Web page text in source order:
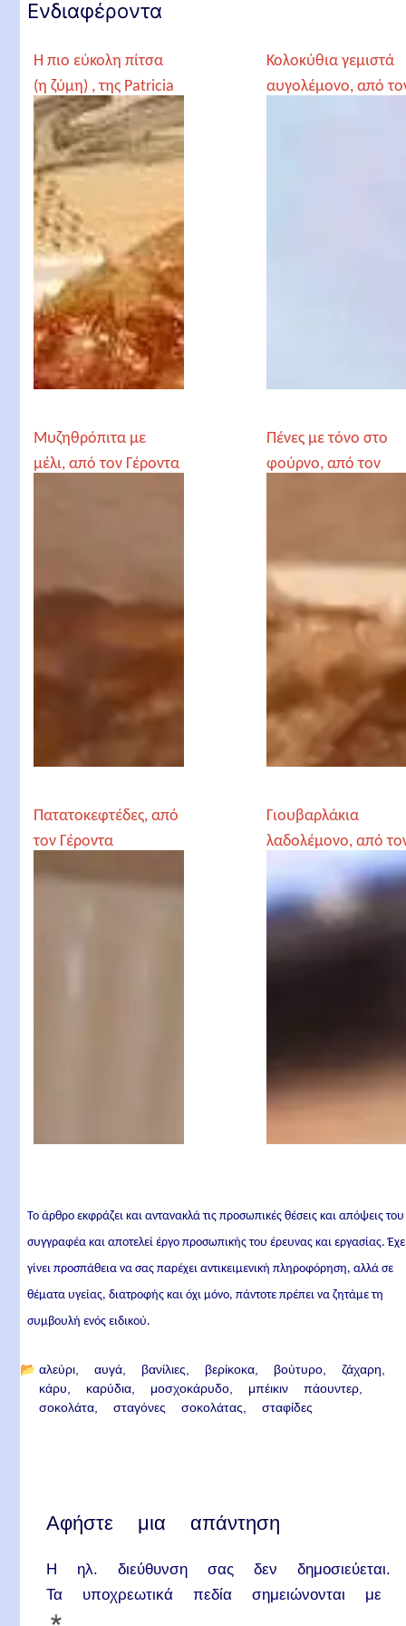
Ενδιαφέροντα
Η πιο εύκολη πίτσα
(η ζύμη) , της Patricia
Κολοκύθια γεμιστά
αυγολέμονο, από
Μυζηθρόπιτα με
μέλι, από τον Γέροντα
Πένες με τόνο στο
φούρνο, από τον
Πατατοκεφτέδες, από
τον Γέροντα
Γιουβαρλάκια
λαδολέμονο, από
Γέροντα Παρθένιο
Το άρθρο εκφράζει και αντανακλά τις προσωπικές θέσεις και απόψεις του
συγγραφέα και αποτελεί έργο προσωπικής του έρευνας και εργασίας.
γίνει προσπάθεια να σας παρέχει αντικειμενική πληροφόρηση, αλλά σε
θέματα υγείας, διατροφής και όχι μόνο, πάντοτε πρέπει να ζητάμε τη
συμβουλή ενός ειδικού.
📂 αλεύρι αυγά βανίλιες βερίκοκα βούτυρο
ζάχαρη
κάρυ
καρύδια μοσχοκάρυδο
μπέικιν πάουντερ
σοκολάτα
σταγόνες σοκολάτας σταφίδες
Αφήστε μια απάντηση
Η ηλ. διεύθυνση σας δεν δημοσιεύεται.
Τα υποχρεωτικά πεδία σημειώνονται με
*